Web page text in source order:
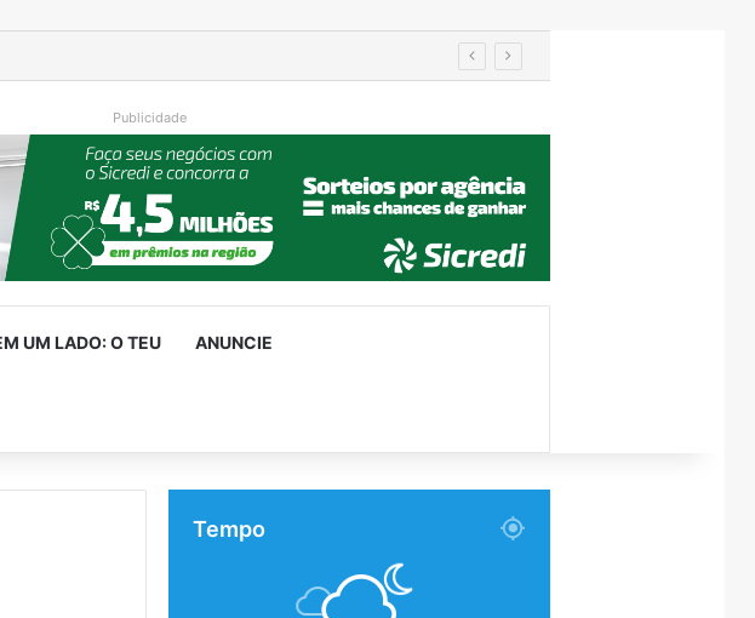
online contra crianças e adolescentes
Publicidade
UM LADO: O TEU ANUNCIE
Tempo